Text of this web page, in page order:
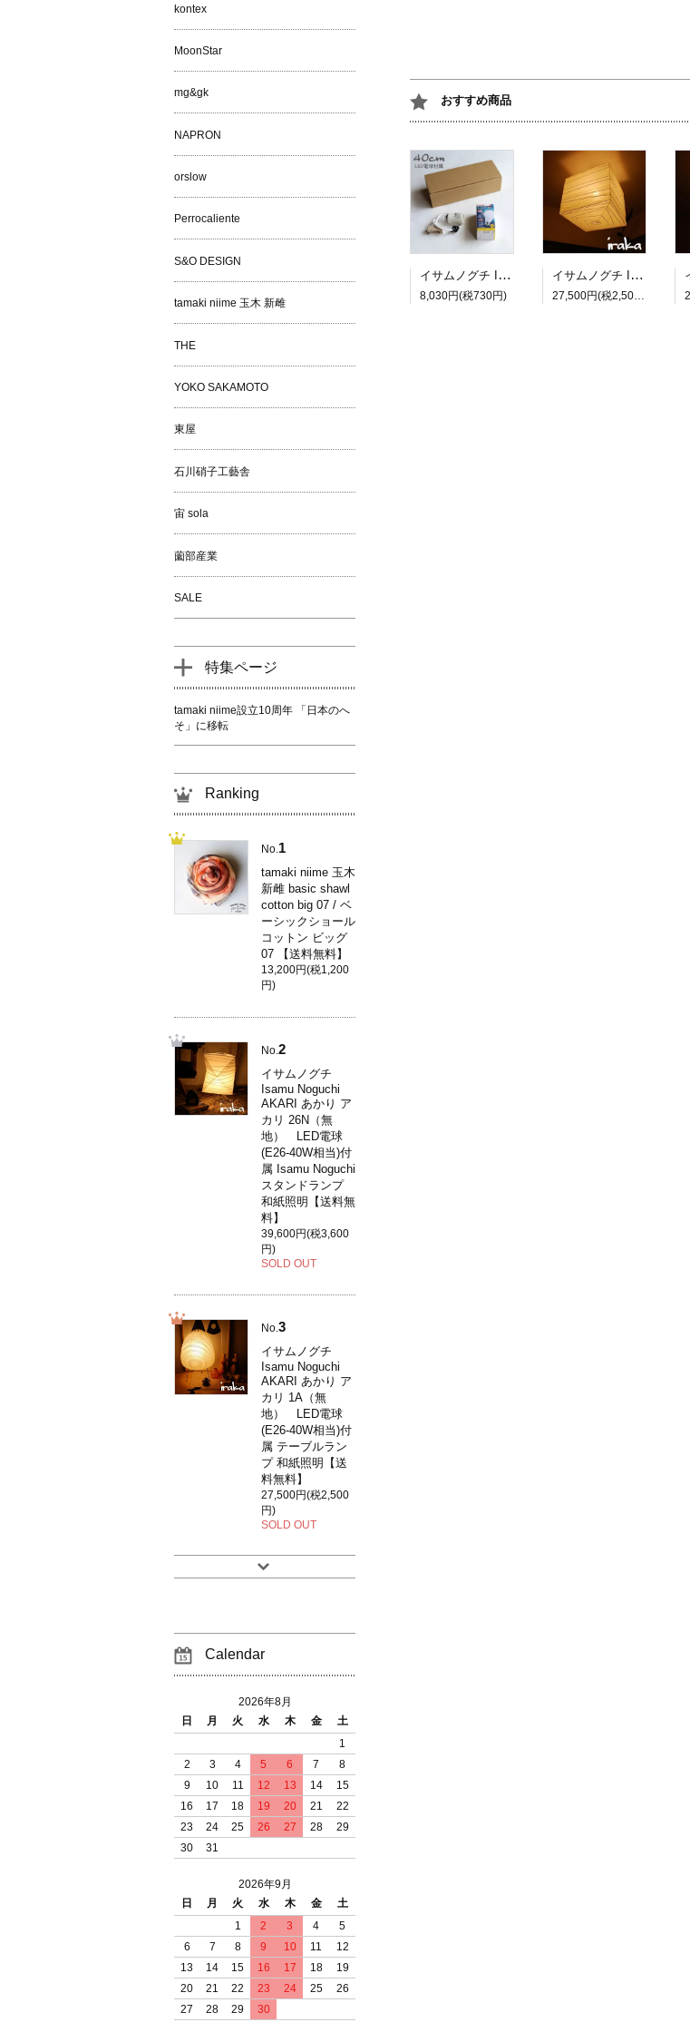
おすすめ商品
イサムノグチ Isamu Noguchi AKARI あかり アカリ ペンダントライト専用コードソケット CD-4 LED電球(E26-40W相当)付属 約40cm
8,030円(税730円)
イサムノグチ Isamu Noguchi AKARI あかり アカリ 45X（無地） ペンダントランプ 和紙照明シェード【送料無料】
27,500円(税2,500円)
kontex
MoonStar
mg&gk
NAPRON
orslow
Perrocaliente
S&O DESIGN
tamaki niime 玉木 新雌
THE
YOKO SAKAMOTO
東屋
石川硝子工藝舎
宙 sola
薗部産業
SALE
特集ページ
tamaki niime設立10周年 「日本のへ
そ」に移転
Ranking
No. 1
tamaki niime 玉木
新雌 basic shawl
cotton big 07 / ベ
ーシックショール
コットン ビッグ
07 【送料無料】
13,200円(税1,200
円)
No.2
イサムノグチ
Isamu Noguchi
AKARI あかり ア
カリ 26N（無
地） LED電球
(E26-40W相当)付
属 Isamu Noguchi
スタンドランプ
和紙照明【送料無
料】
39,600円(税3,600
円)
SOLD OUT
No.3
イサムノグチ
Isamu Noguchi
AKARI あかり ア
カリ 1A（無
地） LED電球
(E26-40W相当)付
属 テーブルラン
プ 和紙照明【送
料無料】
27,500円(税2,500
円)
SOLD OUT
Calendar
2026年8月
日
月 火 水 木 金
土
1
2
3 4 5 6 7
8
9
10 11 12 13 14
15
16
17 18 19 20 21
22
23
24 25 26 27 28
29
30
31
2026年9月
日
月 火 水 木 金
土
1
2 3 4
5
6
7 8 9 10 11
12
13
14 15 16 17 18
19
20
21 22 23 24 25
26
27
28 29 30